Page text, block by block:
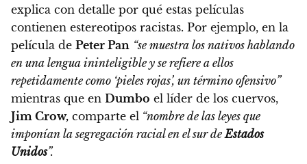
explica con detalle por qué estas películas
contienen estereotipos racistas. Por ejemplo, en la
película de Peter Pan “se muestra los nativos hablando
en una lengua ininteligible y se refiere a ellos
repetidamente como ‘pieles rojas’, un término ofensivo”
mientras que en Dumbo el líder de los cuervos,
Jim Crow, comparte el “nombre de las leyes que
imponían la segregación racial en el sur deEstados
Unidos”.